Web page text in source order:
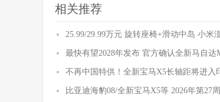
相关推荐
25.99/29.99万元 旋转座椅+滑动中岛 小米
最快有望2028年发布 官方确认全新马自达
不再中国特供！全新宝马X5长轴距将进入
比亚迪海豹08/全新宝马X5等 2026年第27